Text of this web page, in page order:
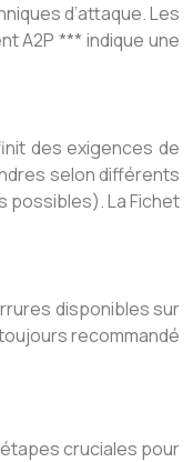
d’attaque. Les
A2P *** indique une
des exigences de
selon différents
possibles). La Fichet
disponibles sur
recommandé
cruciales pour